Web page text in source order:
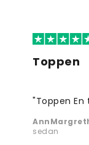
Toppen
"Toppen
sedan